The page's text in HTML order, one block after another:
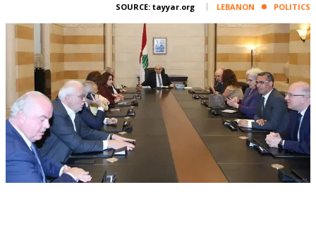
Contact
FPM
Services
Horoscope
Polls
Jobs
Writers
LEBANON
POLITICS
SOURCE: tayyar.org